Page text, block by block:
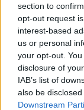
section to
opt-out request
interest-based
us or personal
your opt-out.
disclosure of
IAB’s list of
also be
Downstream
Paul Seixas
prodige du
prochain Tour
27 avril 2026